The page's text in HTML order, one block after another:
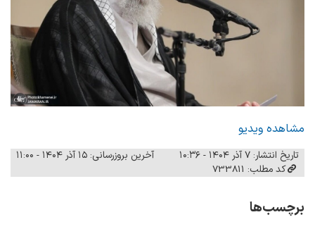
مشاهده ویدیو
تاریخ انتشار: ۷ آذر ۱۴۰۴ - ۱۰:۳۶
آخرین بروزرسانی: ۱۵ آذر ۱۴۰۴ - ۱۱:۰۰
کد مطلب: 733811
برچسب‌ها